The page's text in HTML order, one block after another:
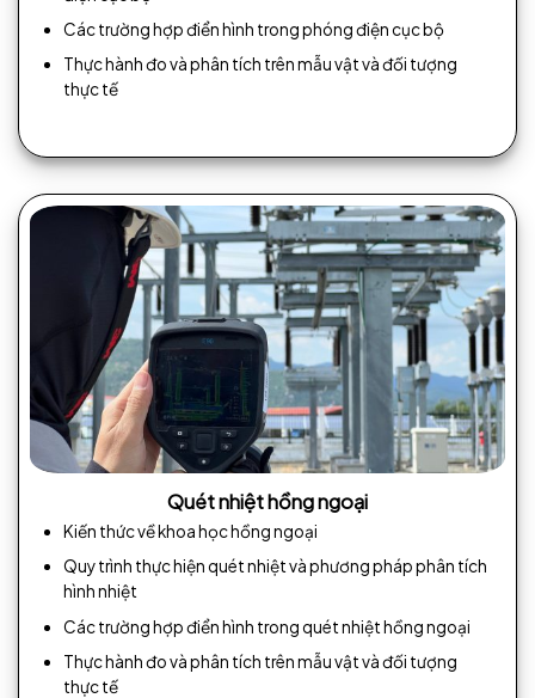
Các trường hợp điển hình trong phóng điện cục bộ
Thực hành đo và phân tích trên mẫu vật và đối tượng
thực tế
Quét nhiệt hồng ngoại
Kiến thức về khoa học hồng ngoại
Quy trình thực hiện quét nhiệt và phương pháp phân tích
hình nhiệt
Các trường hợp điển hình trong quét nhiệt hồng ngoại
Thực hành đo và phân tích trên mẫu vật và đối tượng
thực tế